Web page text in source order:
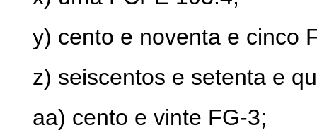
y) cento e noventa e cinco
z) seiscentos e setenta e
aa) cento e vinte FG-3;